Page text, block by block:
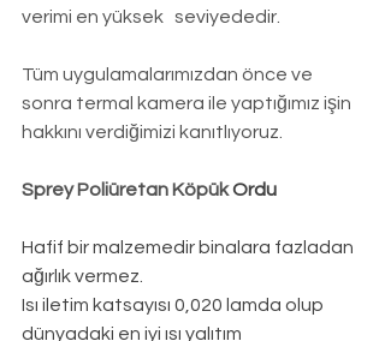
verimi en yüksek   seviyededir.
Tüm uygulamalarımızdan önce ve
sonra termal kamera ile yaptığımız işin
hakkını verdiğimizi kanıtlıyoruz.
Sprey Poliüretan Köpük Ordu
Hafif bir malzemedir binalara fazladan
ağırlık vermez.
Isı iletim katsayısı 0,020 lamda olup
dünyadaki en iyi ısı yalıtım